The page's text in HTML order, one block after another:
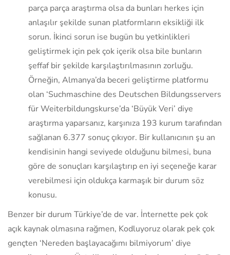
parça parça araştırma olsa da bunları herkes için
anlaşılır şekilde sunan platformların eksikliği ilk
sorun. İkinci sorun ise bugün bu yetkinlikleri
geliştirmek için pek çok içerik olsa bile bunların
şeffaf bir şekilde karşılaştırılmasının zorluğu.
Örneğin, Almanya’da beceri geliştirme platformu
olan ‘Suchmaschine des Deutschen Bildungsservers
für Weiterbildungskurse’da ‘Büyük Veri’ diye
araştırma yaparsanız, karşınıza 193 kurum tarafından
sağlanan 6.377 sonuç çıkıyor. Bir kullanıcının şu an
kendisinin hangi seviyede olduğunu bilmesi, buna
göre de sonuçları karşılaştırıp en iyi seçeneğe karar
verebilmesi için oldukça karmaşık bir durum söz
konusu.
Benzer bir durum Türkiye’de de var. İnternette pek çok
açık kaynak olmasına rağmen, Kodluyoruz olarak pek çok
gençten ‘Nereden başlayacağımı bilmiyorum’ diye